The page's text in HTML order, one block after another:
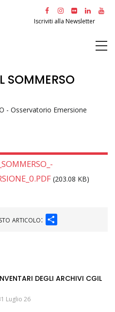
Iscriviti alla Newsletter
SOMMERSO
- Osservatorio Emersione
(203.08 KB)
articolo:
DEGLI ARCHIVI CGIL
Luglio 26